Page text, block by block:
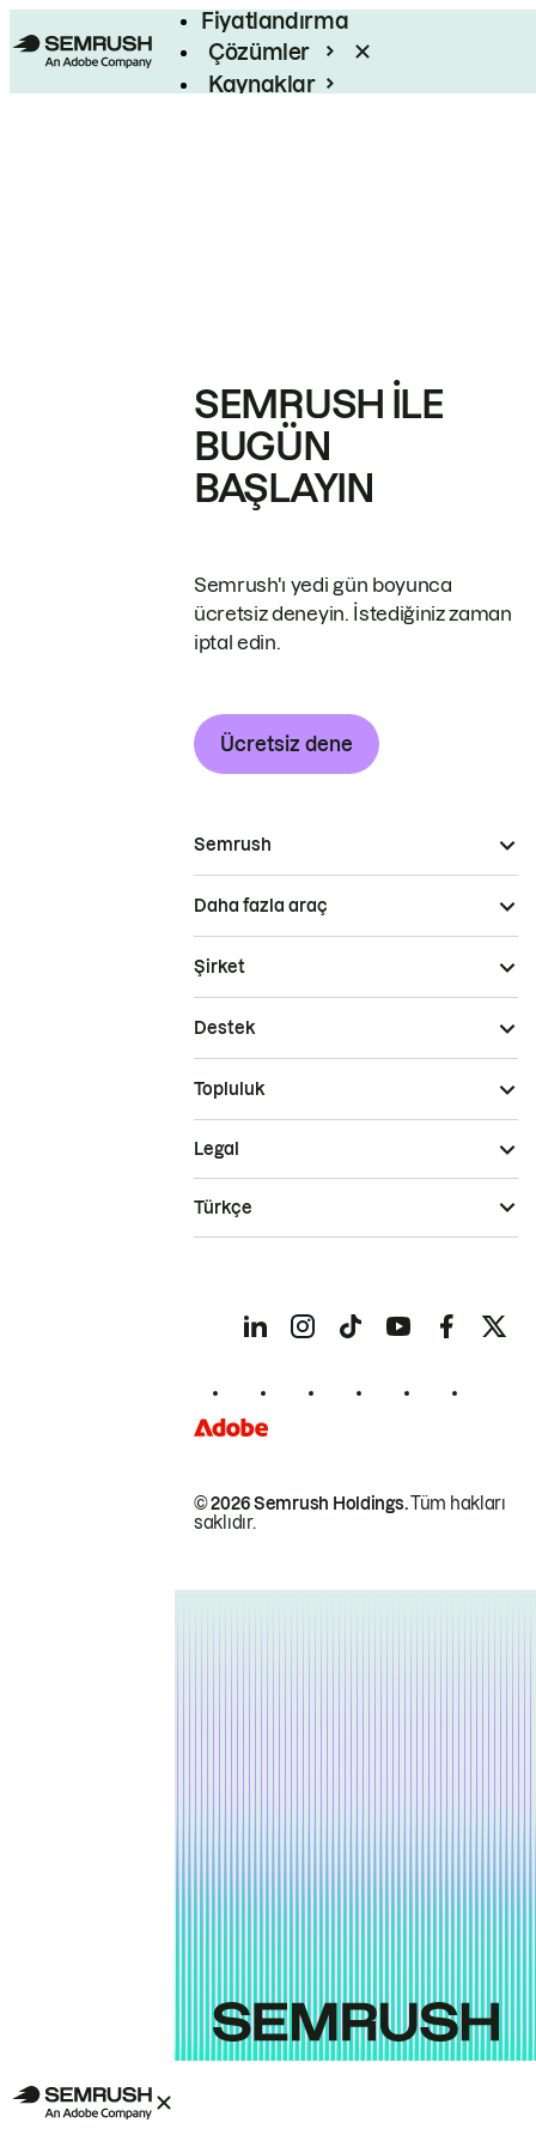
Fiyatlandırma
Çözümler
Kaynaklar
SEMRUSH ILE
BUGÜN
BAŞLAYIN
Semrush'ı yedi gün boyunca
ücretsiz deneyin. İstediğiniz zaman
iptal edin.
Ücretsiz dene
Semrush
Daha fazla araç
Şirket
Destek
Topluluk
© 2026 Semrush Holdings.Tüm hakları
saklıdır.
Legal
Türkçe